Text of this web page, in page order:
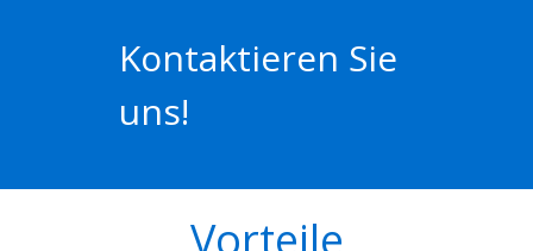
Kontaktieren Sie
uns!
Vorteile